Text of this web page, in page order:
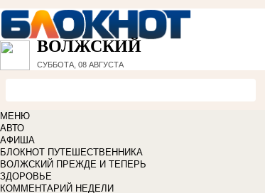
ВОЛЖСКИЙ
СУББОТА, 08 АВГУСТА
МЕНЮ
АВТО
АФИША
БЛОКНОТ ПУТЕШЕСТВЕННИКА
ВОЛЖСКИЙ ПРЕЖДЕ И ТЕПЕРЬ
ЗДОРОВЬЕ
КОММЕНТАРИЙ НЕДЕЛИ